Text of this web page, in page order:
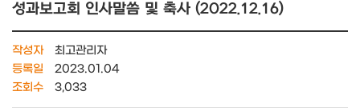
성과보고회 인사말씀 및 축사 (2022.12.16)
작성자
최고관리자
등록일
2023.01.04
조회수
3,033